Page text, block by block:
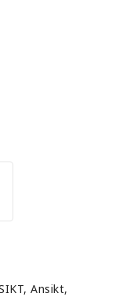
, Ansikt,